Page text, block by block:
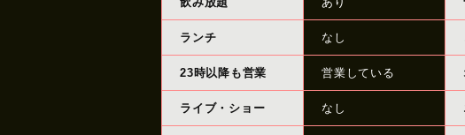
ランチ なし
23時以降も営業 営業している
ライブ・ショー なし